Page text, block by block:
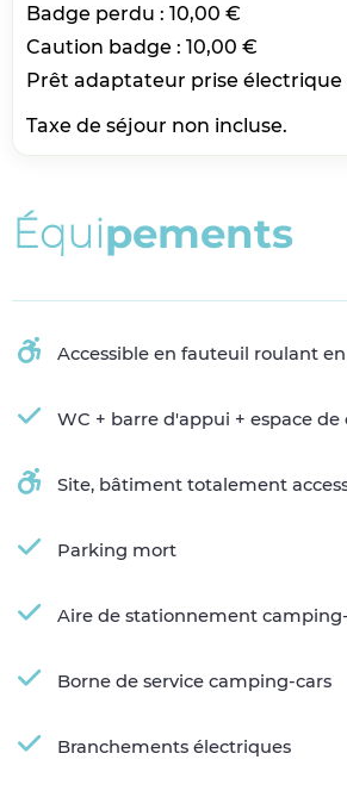
Badge perdu : 10,00 €
Caution badge : 10,00 €
Prêt adaptateur prise électrique
Taxe de séjour non incluse.
Équipements
Accessible en fauteuil roulant
WC + barre d'appui + espace
Site, bâtiment totalement
Parking mort
Aire de stationnement
Borne de service camping-cars
Branchements électriques